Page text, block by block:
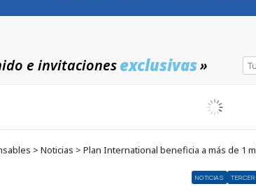
e invitacionesexclusivas»
> Noticias > Plan International beneficia a más de
NOTICIAS